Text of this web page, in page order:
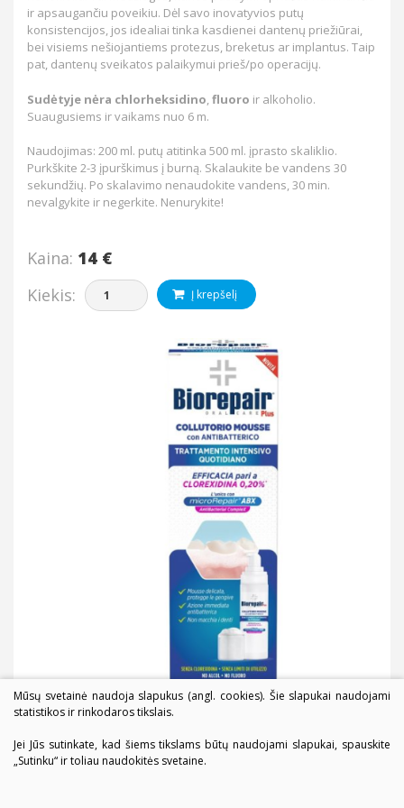
ir apsaugančiu poveikiu. Dėl savo inovatyvios putų
konsistencijos, jos idealiai tinka kasdienei dantenų priežiūrai,
bei visiems nešiojantiems protezus, breketus ar implantus. Taip
pat, dantenų sveikatos palaikymui prieš/po operacijų.
Sudėtyje nėra chlorheksidino fluoro ir alkoholio.
Suaugusiems ir vaikams nuo 6 m.
Naudojimas: 200 ml. putų atitinka 500 ml. įprasto skaliklio.
Purkškite 2-3 įpurškimus į burną. Skalaukite be vandens 30
sekundžių. Po skalavimo nenaudokite vandens, 30 min.
nevalgykite ir negerkite. Nenurykite!
Kaina: 14 €
Kiekis:
Į krepšelį
Mūsų svetainė naudoja slapukus (angl. cookies). Šie slapukai naudojami
statistikos ir rinkodaros tikslais.
Jei Jūs sutinkate, kad šiems tikslams būtų naudojami slapukai, spauskite
„Sutinku“ ir toliau naudokitės svetaine.